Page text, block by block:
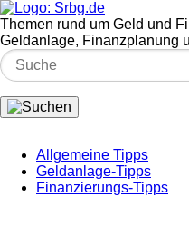
Themen rund um Geld und
Geldanlage, Finanzplanung
Allgemeine Tipps
Geldanlage-Tipps
Finanzierungs-Tipps